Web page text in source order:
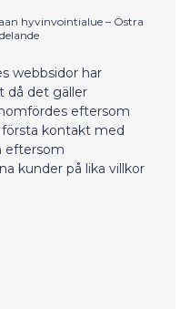
hyvinvointialue – Östra
webbsidor har
då det gäller
eftersom
kontakt med
eftersom
kunder på lika villkor